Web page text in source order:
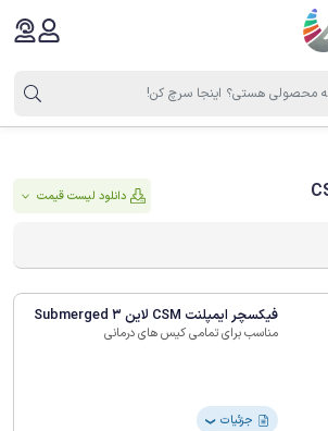
دانلود لیست قیمت
فیکسچر ایمپلنت CSM لاین Submerged 3
مناسب برای تمامی کیس های درمانی
جزئیات ❯